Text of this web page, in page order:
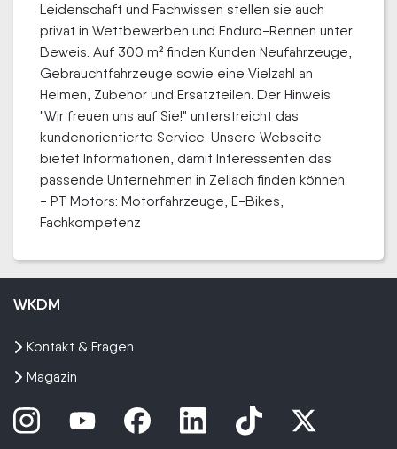
Leidenschaft und Fachwissen stellen sie auch
privat in Wettbewerben und Enduro-Rennen unter
Beweis. Auf 300 m² finden Kunden Neufahrzeuge,
Gebrauchtfahrzeuge sowie eine Vielzahl an
Helmen, Zubehör und Ersatzteilen. Der Hinweis
"Wir freuen uns auf Sie!" unterstreicht das
kundenorientierte Service. Unsere Webseite
bietet Informationen, damit Interessenten das
passende Unternehmen in Zellach finden können.
- PT Motors: Motorfahrzeuge, E-Bikes,
Fachkompetenz
WKDM
Kontakt & Fragen
Magazin